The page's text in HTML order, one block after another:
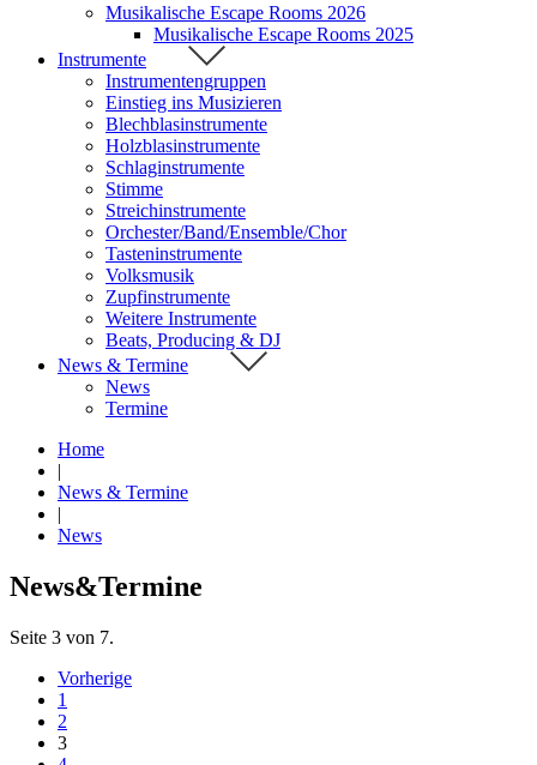
Musikalische Escape Rooms 2026
Musikalische Escape Rooms 2025
Instrumente
Instrumentengruppen
Einstieg ins Musizieren
Blechblasinstrumente
Holzblasinstrumente
Schlaginstrumente
Stimme
Streichinstrumente
Orchester/Band/Ensemble/Chor
Tasteninstrumente
Volksmusik
Zupfinstrumente
Weitere Instrumente
Beats, Producing & DJ
News & Termine
News
Termine
Home
News & Termine
News
News&Termine
Seite 3 von 7.
Vorherige
1
2
3